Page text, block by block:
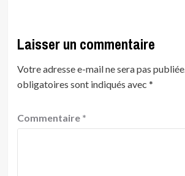
Laisser un commentaire
Votre adresse e-mail ne sera pas publiée.
obligatoires sont indiqués avec *
Commentaire *